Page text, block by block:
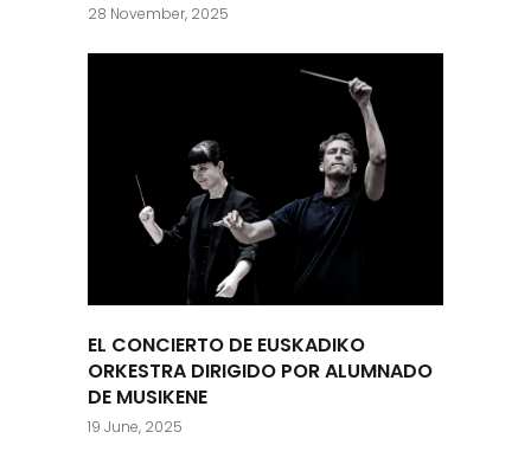
28 November, 2025
EL CONCIERTO DE EUSKADIKO
ORKESTRA DIRIGIDO POR ALUMNADO
DE MUSIKENE
19 June, 2025